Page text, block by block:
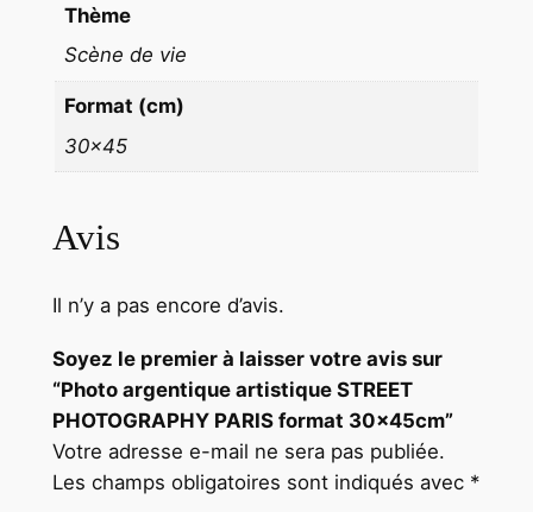
m
Thème
Scène de vie
Format (cm)
30×45
Avis
Il n’y a pas encore d’avis.
Soyez le premier à laisser votre avis sur
“Photo argentique artistique STREET
PHOTOGRAPHY PARIS format 30x45cm”
Votre adresse e-mail ne sera pas publiée.
Les champs obligatoires sont indiqués avec *